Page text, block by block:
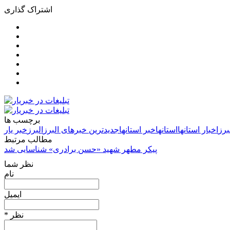
اشتراک گذاری
برچسب ها
اخبار استانها استانهاخبر استانهاجدیدترین خبرهای البرز البرز خبر یار
مطالب مرتبط
پیکر مطهر شهید «حسن برادری» شناسایی شد
نظر شما
نام
ایمیل
* نظر